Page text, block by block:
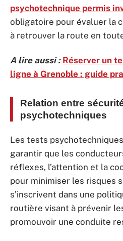
psychotechnique permis
obligatoire pour évaluer la
à retrouver la route en
A lire aussi : Réserver un
ligne à Grenoble : guide
Relation entre
psychotechniques
Les tests
garantir que les
réflexes, l’attention et la
pour minimiser les risques
s’inscrivent dans une
routière visant à prévenir
promouvoir une conduite